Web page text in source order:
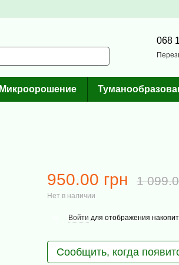
068
Микроорошение
950.00 грн 1
Нет в наличии
Войти для отображения
Сообщить, когда